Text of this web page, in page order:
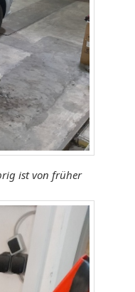
ist von früher